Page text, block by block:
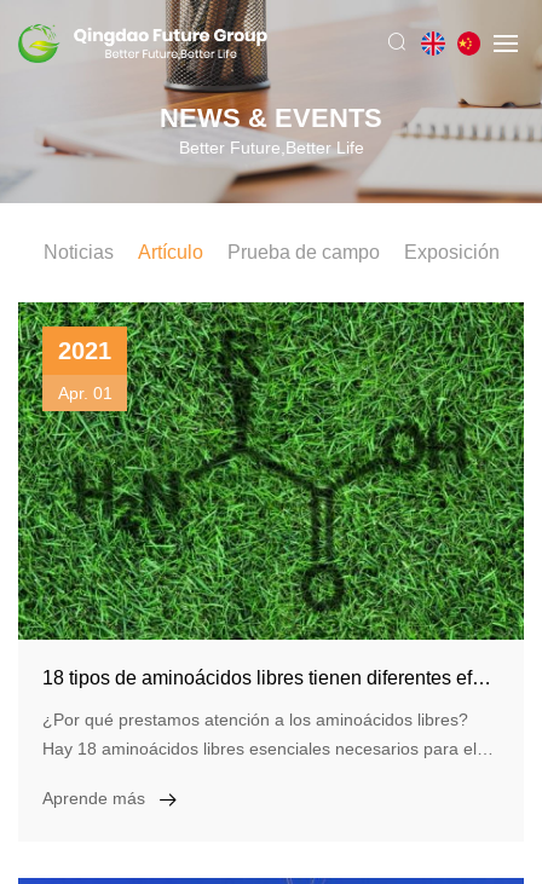
NEWS & EVENTS
Better Future,Better Life
Noticias Artículo Prueba de campo Exposición
2021
Apr. 01
18 tipos de aminoácidos libres tienen diferentes efectos sobre el crecimiento de las plantas
¿Por qué prestamos atención a los aminoácidos libres?
Hay 18 aminoácidos libres esenciales necesarios para el
efectos sobre las plantas. Los aminoácidos libres son
Aprende más